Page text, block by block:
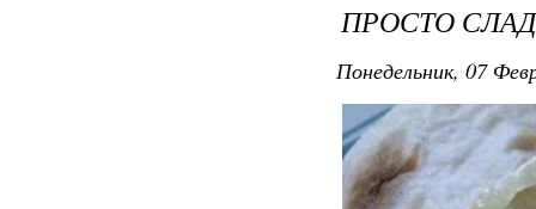
ПРОСТО
Понедельник, 07